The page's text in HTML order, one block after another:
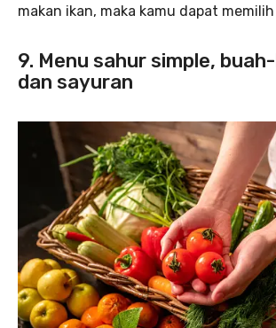
makan ikan, maka kamu dapat
9. Menu sahur simple,
dan sayuran